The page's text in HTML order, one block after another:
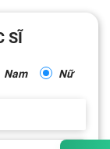
SĨ
Nam Nữ